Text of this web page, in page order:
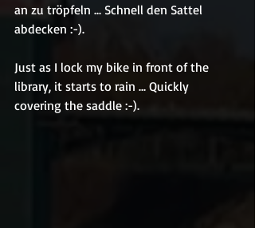
an zu tröpfeln ... Schnell den Sattel
abdecken :-).
Just as I lock my bike in front of the
library, it starts to rain ... Quickly
covering the saddle :-).